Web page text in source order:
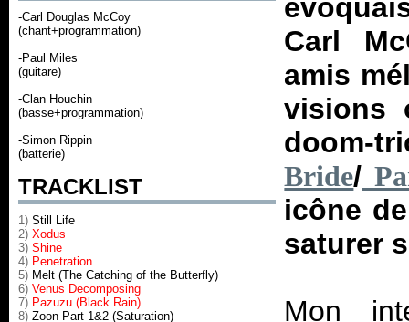
-Carl Douglas McCoy
(chant+programmation)
-Paul Miles
(guitare)
-Clan Houchin
(basse+programmation)
-Simon Rippin
(batterie)
TRACKLIST
1) Still Life
2) Xodus
3) Shine
4) Penetration
5) Melt (The Catching of the Butterfly)
6) Venus Decomposing
7) Pazuzu (Black Rain)
8) Zoon Part 1&2 (Saturation)
Carl
amis
visions
doom-
Bride/
icône
saturer
Mon